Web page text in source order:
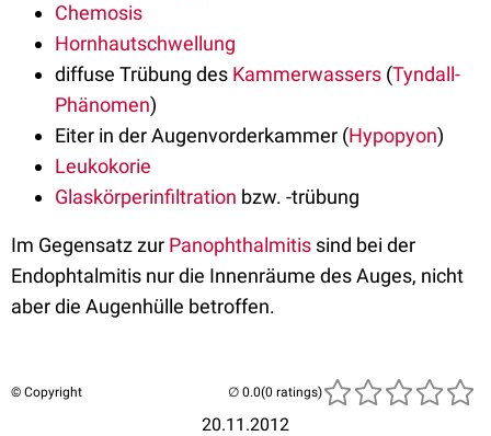
Chemosis
Hornhautschwellung
diffuse Trübung des Kammerwassers (Tyndall-
Phänomen)
Eiter in der Augenvorderkammer (Hypopyon)
Leukokorie
Glaskörperinfiltration bzw. -trübung
Im Gegensatz zur Panophthalmitis sind bei der
Endophtalmitis nur die Innenräume des Auges, nicht
aber die Augenhülle betroffen.
© Copyright
20.11.2012
(0 ratings)